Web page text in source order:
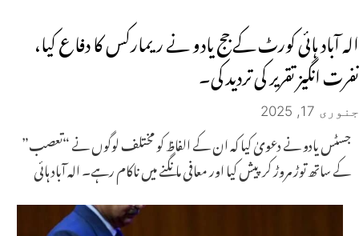
الہ آباد ہائی کورٹ کے جج یادو نے ریمارکس کا دفاع کیا،
نفرت انگیز تقریر کی تردید کی۔
جنوری 17, 2025
جسٹس یادو نے دعویٰ کیا کہ ان کے الفاظ کو مختلف لوگوں نے “تعصب”
کے ساتھ توڑ مروڑ کر پیش کیا اور معافی مانگنے میں ناکام رہے۔ الہ آباد ہائی